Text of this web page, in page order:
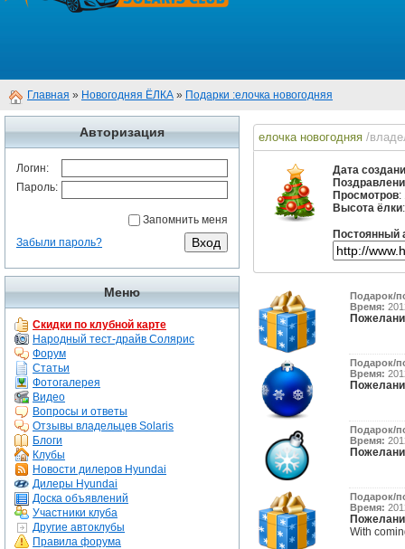
Главная » Новогодняя ЁЛКА » Подарки :елочка новогодняя
Авторизация
Логин:
Пароль:
Запомнить меня
Забыли пароль?
Меню
Скидки по клубной карте
Народный тест-драйв Солярис
Форум
Статьи
Фотогалерея
Видео
Вопросы и ответы
Отзывы владельцев Solaris
Блоги
Клубы
Новости дилеров Hyundai
Дилеры Hyundai
Доска объявлений
Участники клуба
Другие автоклубы
Правила форума
елочка новогодняя /
Дата
Просмотров:
Высота ёлки
Постоянный
Подарок/
Время:
Подарок/
Время:
Подарок/
Время:
Подарок/
Время:
With